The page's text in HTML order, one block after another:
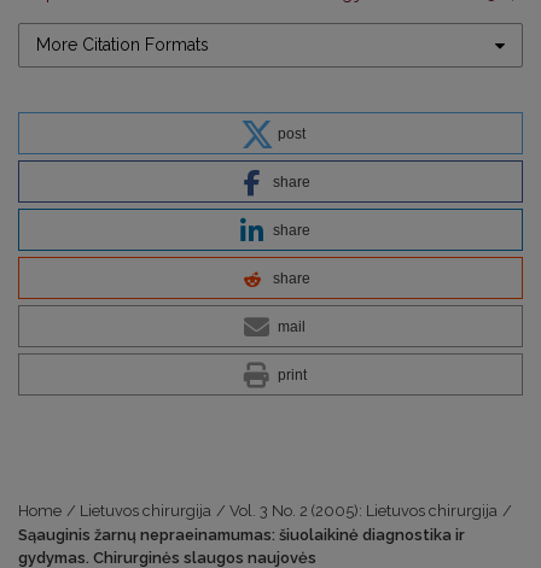
More Citation Formats
post
share
share
share
mail
print
Home / Lietuvos chirurgija / Vol. 3 No. 2 (2005): Lietuvos chirurgija /
Sąauginis žarnų nepraeinamumas: šiuolaikinė diagnostika ir
gydymas. Chirurginės slaugos naujovės